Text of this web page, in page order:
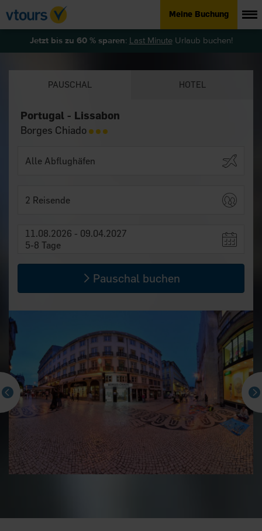
Meine Buchung
Jetzt bis zu 60 % sparen: Last MinuteUrlaub buchen!
PAUSCHAL HOTEL
Portugal - Lissabon
Borges Chiado
2 Reisende
11.08.2026 - 09.04.2027
5-8 Tage
Pauschal buchen